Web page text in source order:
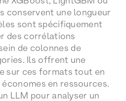
conservent une longueur
sont spécifiquement
des corrélations
de colonnes de
Ils offrent une
sur ces formats tout en
en ressources.
LLM pour analyser un